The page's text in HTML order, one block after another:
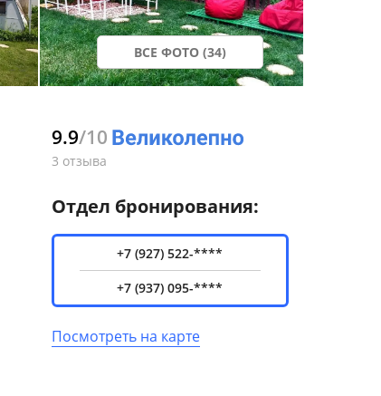
ВСЕ ФОТО (34)
9.9/10
3 отзыва
Отдел бронирования:
+7 (927) 522-****
+7 (937) 095-****
Посмотреть на карте